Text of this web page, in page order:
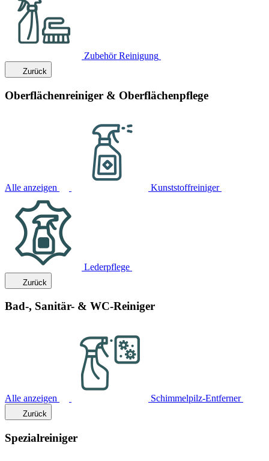
Zubehör Reinigung
Zurück
Oberflächenreiniger & Oberflächenpflege
Alle anzeigen Kunststoffreiniger
Lederpflege
Zurück
Bad-, Sanitär- & WC-Reiniger
Alle anzeigen Schimmelpilz-Entferner
Zurück
Spezialreiniger